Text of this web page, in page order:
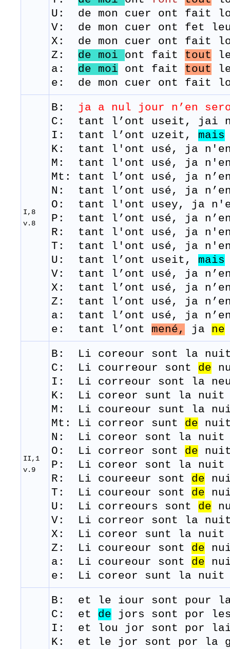
​U: de mon cuer ont fait
​V: de mon cuer ont fet
X: de mon cuer ont fait
Z: de moi ont fait tout
a: de moi ont fait tout
e: de mon cuer ont fait
I,8
v.8
B: ja a nul jour n’en
C: tant l’ont useit, jai
I: tant l’ont uzeit, mais
K: tant l'ont usé, ja
M: tant l'ont usé, j a
Mt: tant l’ont usé, ja
N: tant l’ont usé, ja
O: tant l'ont usey, ja
P: tant l’ont usé, ja
R: tant l'ont usé, j a
T: tant
l'ont usé, j a
U: tant l’ont useit, mais
V: tant l’ont usé, ja
X: tant l’ont usé, ja
Z: tant l’ont usé, ja
a: tant l’ont usé, ja
e: tant l’ont mené, ja ne
II,1
v.9
B: Li coreour sont la
C: Li courreour sont de
I: Li correour sont la
K: Li coreor sunt la nuit
M: Li coureour sunt la
Mt: Li correor sunt de
N: Li coreor sont la nuit
​O: Li correor sont de
​P: Li coreor sont la nuit
R: Li coureeur sont de
T: Li coureour sont de
U: Li correours sont de
​V: Li correor sont la
X: Li coreor sunt la nuit
Z: Li coureour sont de
a: Li coureour sont de
e: Li coreor sunt la nuit
B: et le iour sont pour
C: et de jors sont por
I: et lou jor sont por lai
K: et le jor sont por la